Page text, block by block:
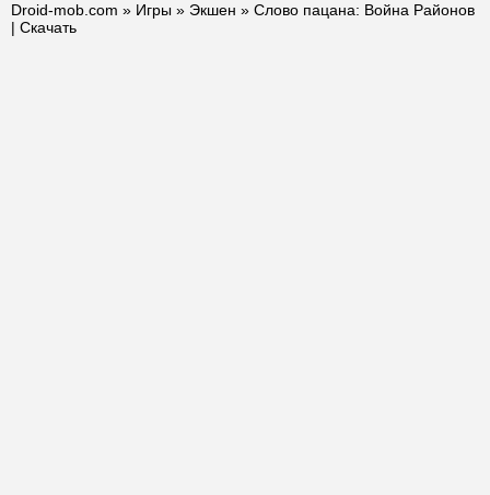
Droid-mob.com » Игры » Экшен » Слово пацана: Война Районов
| Скачать